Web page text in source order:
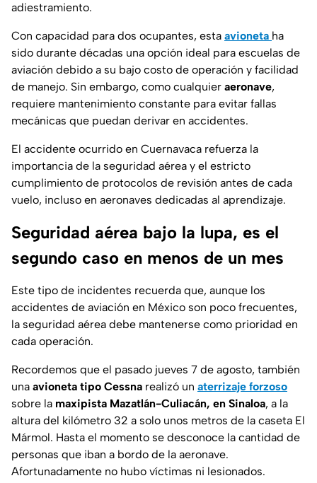
adiestramiento.
Con capacidad para dos ocupantes, esta avioneta ha
sido durante décadas una opción ideal para escuelas de
aviación debido a su bajo costo de operación y facilidad
de manejo. Sin embargo, como cualquier aeronave,
requiere mantenimiento constante para evitar fallas
mecánicas que puedan derivar en accidentes.
El accidente ocurrido en Cuernavaca refuerza la
importancia de la seguridad aérea y el estricto
cumplimiento de protocolos de revisión antes de cada
vuelo, incluso en aeronaves dedicadas al aprendizaje.
Seguridad aérea bajo la lupa, es el
segundo caso en menos de un mes
Este tipo de incidentes recuerda que, aunque los
accidentes de aviación en México son poco frecuentes,
la seguridad aérea debe mantenerse como prioridad en
cada operación.
Recordemos que el pasado jueves 7 de agosto, también
una avioneta tipo Cessna realizó un aterrizaje forzoso
sobre la maxipista Mazatlán-Culiacán, en Sinaloa, a la
altura del kilómetro 32 a solo unos metros de la caseta El
Mármol. Hasta el momento se desconoce la cantidad de
personas que iban a bordo de la aeronave.
Afortunadamente no hubo víctimas ni lesionados.